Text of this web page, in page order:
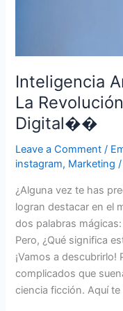
Inteligencia
La
Digital��
Leave a Comment /
instagram, Marketing /
¿Alguna vez te has
logran destacar en el
dos palabras
Pero, ¿Qué significa
¡Vamos a
complicados que
ciencia ficción. Aquí